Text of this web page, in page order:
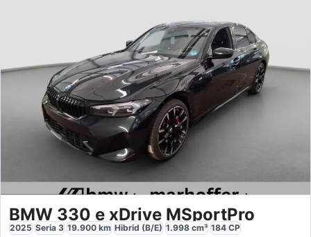
BMW 330 e xDrive MSportPro
2025 Seria 3 19.900 km Hibrid (B/E) 1.998 cm³ 184 CP